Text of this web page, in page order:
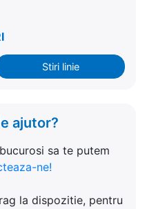
Stiri linie
ajutor?
sa te putem
ne!
la dispozitie, pentru